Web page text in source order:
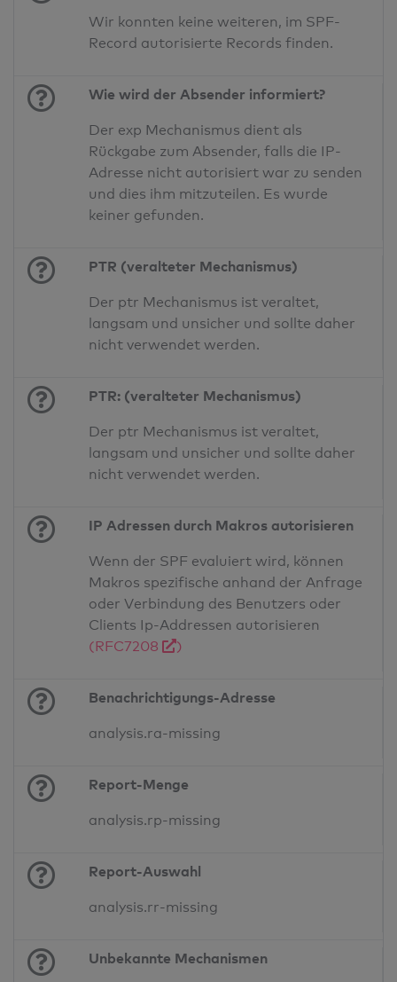
Wir konnten keine weiteren, im SPF-
Record autorisierte Records finden.
Wie wird der Absender informiert?
Der exp Mechanismus dient als
Rückgabe zum Absender, falls die IP-
Adresse nicht autorisiert war zu senden
und dies ihm mitzuteilen. Es wurde
keiner gefunden.
PTR (veralteter Mechanismus)
Der ptr Mechanismus ist veraltet,
langsam und unsicher und sollte daher
nicht verwendet werden.
PTR: (veralteter Mechanismus)
Der ptr Mechanismus ist veraltet,
langsam und unsicher und sollte daher
nicht verwendet werden.
IP Adressen durch Makros autorisieren
Wenn der SPF evaluiert wird, können
Makros spezifische anhand der Anfrage
oder Verbindung des Benutzers oder
Clients Ip-Addressen autorisieren
(RFC7208
)
Benachrichtigungs-Adresse
analysis.ra-missing
Report-Menge
analysis.rp-missing
Report-Auswahl
analysis.rr-missing
Unbekannte Mechanismen